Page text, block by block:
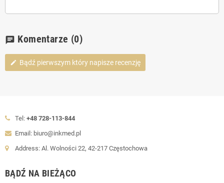
chat Komentarze (0)
edit Bądź pierwszym który napisze recenzję
Tel: +48 728-113-844
Email: biuro@inkmed.pl
Address: Al. Wolności 22, 42-217 Częstochowa
BĄDŹ NA BIEŻĄCO